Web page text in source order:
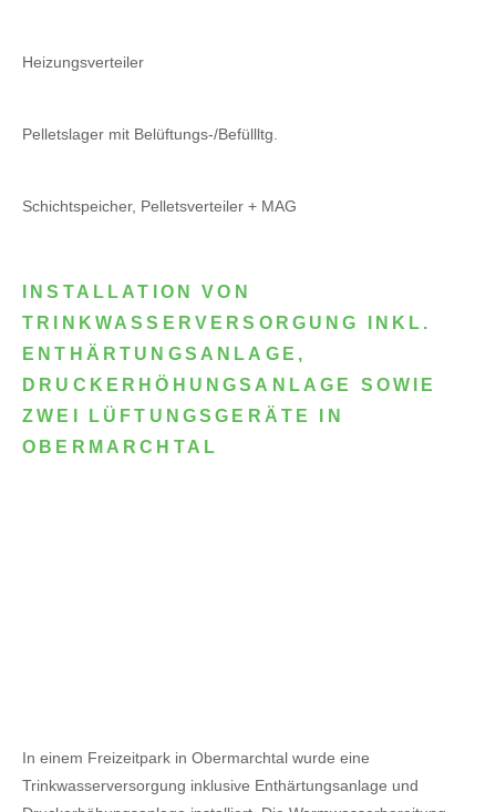
Heizungsverteiler
Pelletslager mit Belüftungs-/Befüllltg.
Schichtspeicher, Pelletsverteiler + MAG
INSTALLATION VON
TRINKWASSERVERSORGUNG INKL.
ENTHÄRTUNGSANLAGE,
DRUCKERHÖHUNGSANLAGE SOWIE
ZWEI LÜFTUNGSGERÄTE IN
OBERMARCHTAL
In einem Freizeitpark in Obermarchtal wurde eine
Trinkwasserversorgung inklusive Enthärtungsanlage und